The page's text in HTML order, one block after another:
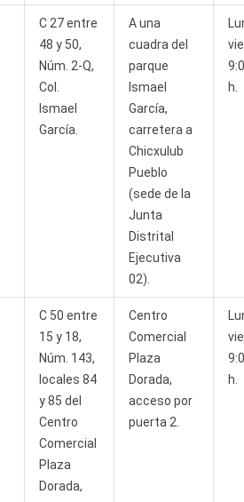
C 27 entre
48 y 50,
Núm. 2-Q,
Col.
Ismael
García.
A una
cuadra del
parque
Ismael
García,
carretera a
Chicxulub
Pueblo
(sede de la
Junta
Distrital
Ejecutiva
02).
h.
C 50 entre
15 y 18,
Núm. 143,
locales 84
y 85 del
Centro
Comercial
Plaza
Dorada,
Centro
Comercial
Plaza
Dorada,
acceso por
puerta 2.
h.